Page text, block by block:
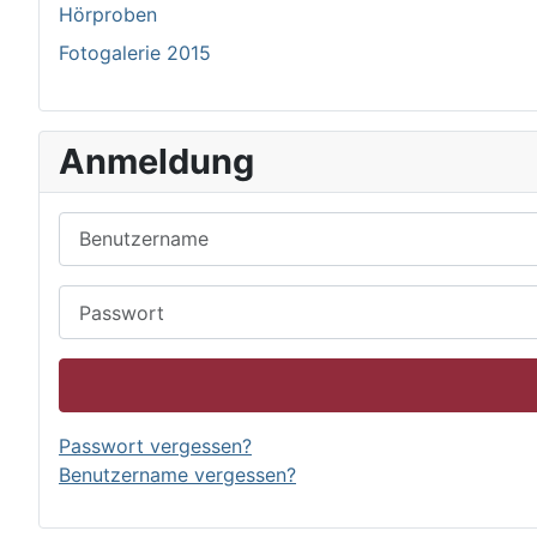
Hörproben
Fotogalerie 2015
Anmeldung
Passwort vergessen?
Benutzername vergessen?